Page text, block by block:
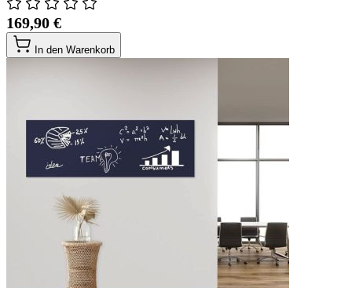
169,90 €
In den Warenkorb